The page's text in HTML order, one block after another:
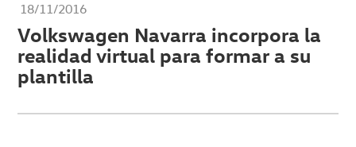
18/11/2016
Volkswagen Navarra incorpora la
realidad virtual para formar a su
plantilla